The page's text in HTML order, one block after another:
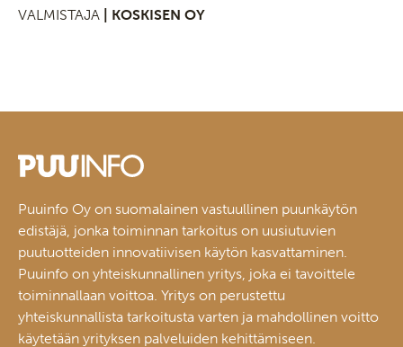
VALMISTAJA | KOSKISEN OY
Puuinfo Oy on suomalainen vastuullinen puunkäytön
edistäjä, jonka toiminnan tarkoitus on uusiutuvien
puutuotteiden innovatiivisen käytön kasvattaminen.
Puuinfo on yhteiskunnallinen yritys, joka ei tavoittele
toiminnallaan voittoa. Yritys on perustettu
yhteiskunnallista tarkoitusta varten ja mahdollinen voitto
käytetään yrityksen palveluiden kehittämiseen.